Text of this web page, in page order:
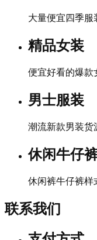
大量便宜四季服
精品女装
便宜好看的爆款
男士服装
潮流新款男装货
休闲牛仔
休闲裤牛仔裤样
联系我们